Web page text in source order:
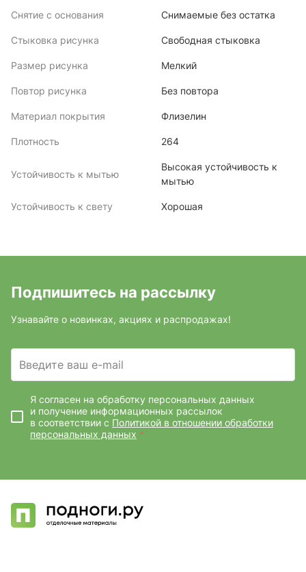
Снятие с основания Снимаемые без остатка
Стыковка рисунка Свободная стыковка
Размер рисунка Мелкий
Повтор рисунка Без повтора
Материал покрытия Флизелин
Плотность 264
Устойчивость к мытью
Высокая устойчивость к
мытью
Устойчивость к свету Хорошая
Подпишитесь на рассылку
Узнавайте о новинках, акциях и распродажах!
Введите ваш e-mail
Я согласен на обработку персональных данных
и получение информационных рассылок
в соответствии с Политикой в отношении обработки
персональных данных *